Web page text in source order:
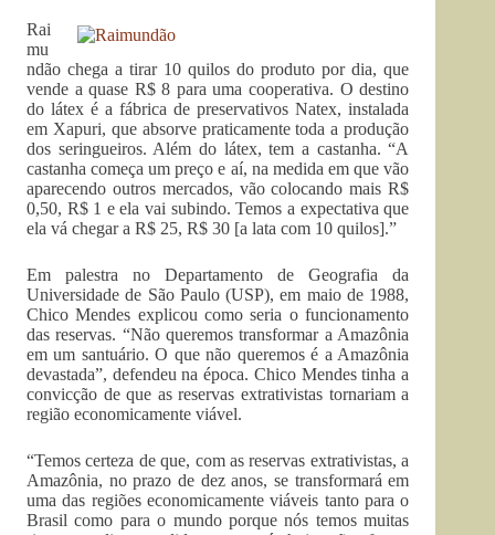
Rai
mu
ndão chega a tirar 10 quilos do produto por dia, que
vende a quase R$ 8 para uma cooperativa. O destino
do látex é a fábrica de preservativos Natex, instalada
em Xapuri, que absorve praticamente toda a produção
dos seringueiros. Além do látex, tem a castanha. “A
castanha começa um preço e aí, na medida em que vão
aparecendo outros mercados, vão colocando mais R$
0,50, R$ 1 e ela vai subindo. Temos a expectativa que
ela vá chegar a R$ 25, R$ 30 [a lata com 10 quilos].”
Em palestra no Departamento de Geografia da
Universidade de São Paulo (USP), em maio de 1988,
Chico Mendes explicou como seria o funcionamento
das reservas. “Não queremos transformar a Amazônia
em um santuário. O que não queremos é a Amazônia
devastada”, defendeu na época. Chico Mendes tinha a
convicção de que as reservas extrativistas tornariam a
região economicamente viável.
“Temos certeza de que, com as reservas extrativistas, a
Amazônia, no prazo de dez anos, se transformará em
uma das regiões economicamente viáveis tanto para o
Brasil como para o mundo porque nós temos muitas